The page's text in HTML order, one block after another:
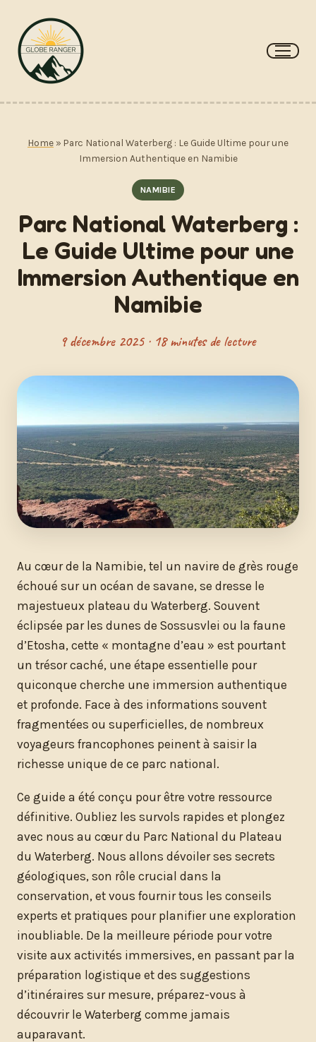
contenu
Home » Parc National Waterberg : Le Guide Ultime pour une
Immersion Authentique en Namibie
NAMIBIE
Parc National Waterberg :
Le Guide Ultime pour une
Immersion Authentique en
Namibie
9 décembre 2025 · 18 minutes de lecture
Au cœur de la Namibie, tel un navire de grès rouge
échoué sur un océan de savane, se dresse le
majestueux plateau du Waterberg. Souvent
éclipsée par les dunes de Sossusvlei ou la faune
d’Etosha, cette « montagne d’eau » est pourtant
un trésor caché, une étape essentielle pour
quiconque cherche une immersion authentique
et profonde. Face à des informations souvent
fragmentées ou superficielles, de nombreux
voyageurs francophones peinent à saisir la
richesse unique de ce parc national.
Ce guide a été conçu pour être votre ressource
définitive. Oubliez les survols rapides et plongez
avec nous au cœur du Parc National du Plateau
du Waterberg. Nous allons dévoiler ses secrets
géologiques, son rôle crucial dans la
conservation, et vous fournir tous les conseils
experts et pratiques pour planifier une exploration
inoubliable. De la meilleure période pour votre
visite aux activités immersives, en passant par la
préparation logistique et des suggestions
d’itinéraires sur mesure, préparez-vous à
découvrir le Waterberg comme jamais
auparavant.